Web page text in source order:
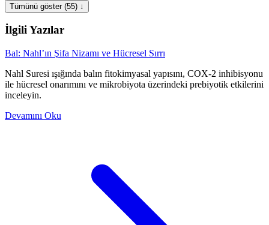
Tümünü göster (55) ↓
İlgili Yazılar
Bal: Nahl’ın Şifa Nizamı ve Hücresel Sırrı
Nahl Suresi ışığında balın fitokimyasal yapısını, COX-2 inhibisyonu
ile hücresel onarımını ve mikrobiyota üzerindeki prebiyotik etkilerini
inceleyin.
Devamını Oku